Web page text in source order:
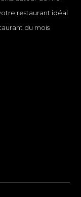
restaurant idéal
du mois